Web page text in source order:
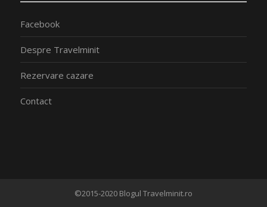
Facebook
Despre Travelminit
Rezervare cazare
Contact
©2015-2020 Blogul Travelminit.ro